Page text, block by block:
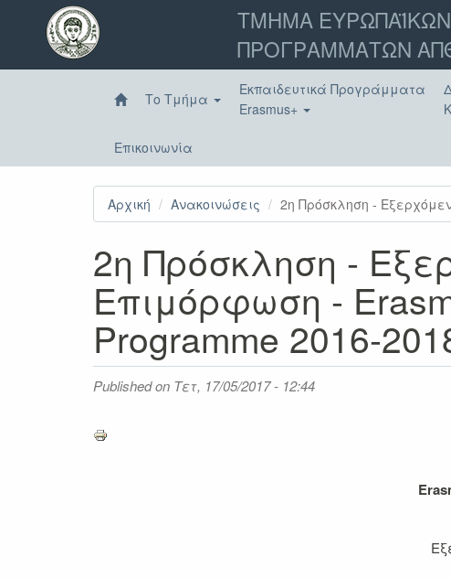
Παράκαμψη
κυρίως
ΤΜΗΜΑ ΕΥΡΩΠΑΪΚΩΝ
ΠΡΟΓΡΑΜΜΑΤΩΝ
Το Τμήμα
Εκπαιδευτικά Προγράμματα
Erasmus+
Επικοινωνία
Αρχική Ανακοινώσεις 2η Πρόσκληση -
2η Πρόσκληση -
Επιμόρφωση -
Programme 2016-
Published on Τετ, 17/05/2017 - 12:44